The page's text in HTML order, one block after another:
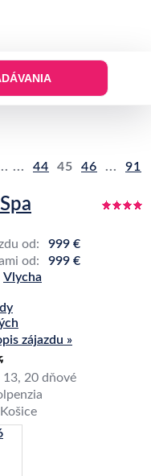
... 44 45 46 ... 91
od:
999 €
od:
999 €
Vlycha
zájazdu »
13, 20 dňové